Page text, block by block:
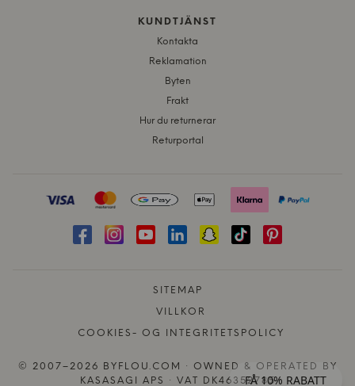
KUNDTJÄNST
Kontakta
Reklamation
Byten
Frakt
Hur du returnerar
Returportal
SITEMAP
VILLKOR
COOKIES- OG INTEGRITETSPOLICY
© 2007–2026 BYFLOU.COM · OWNED & OPERATED BY
KASASAGI APS · VAT DK46352785FÅ 10% RABATT